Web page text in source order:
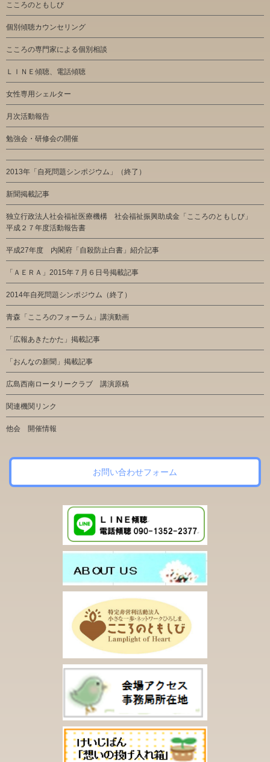
こころのともしび
個別傾聴カウンセリング
こころの専門家による個別相談
ＬＩＮＥ傾聴、電話傾聴
女性専用シェルター
月次活動報告
勉強会・研修会の開催
2013年「自死問題シンポジウム」（終了）
新聞掲載記事
独立行政法人社会福祉医療機構 社会福祉振興助成金「こころのともしび」
平成２７年度活動報告書
平成27年度 内閣府「自殺防止白書」紹介記事
「ＡＥＲＡ」2015年７月６日号掲載記事
2014年自死問題シンポジウム（終了）
青森「こころのフォーラム」講演動画
「広報あきたかた」掲載記事
「おんなの新聞」掲載記事
広島西南ロータリークラブ 講演原稿
関連機関リンク
他会 開催情報
お問い合わせフォーム